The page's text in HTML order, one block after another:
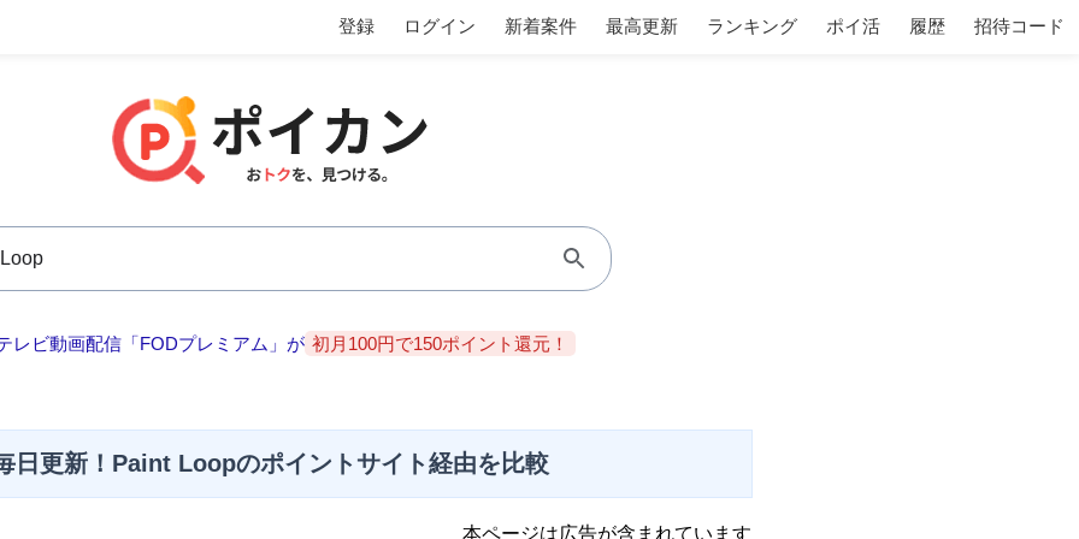
登録 ログイン 新着案件 最高更新 ランキング ポイ活 履歴 招待コード
レビ動画配信「FODプレミアム」が 初月100円で150ポイント還元！
日更新！Paint Loopのポイントサイト経由を比較
本ページは広告が含まれています